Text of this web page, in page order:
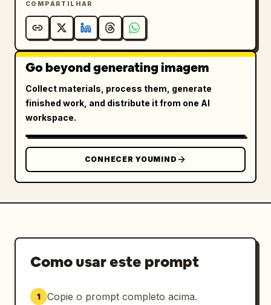
COMPARTILHAR
Go beyond generating imagem
Collect materials, process them, generate
finished work, and distribute it from one AI
workspace.
CONHECER YOUMIND
Como usar este prompt
1 Copie o prompt completo acima.